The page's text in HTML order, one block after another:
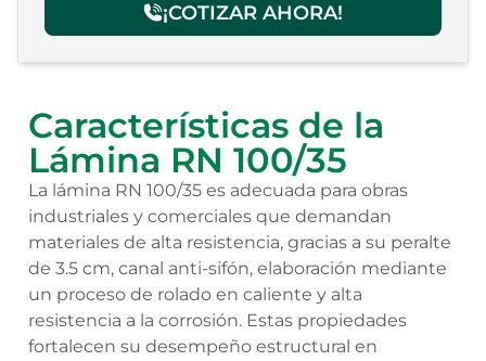
¡COTIZAR AHORA!
Características de la
Lámina RN 100/35
La lámina RN 100/35 es adecuada para obras
industriales y comerciales que demandan
materiales de alta resistencia, gracias a su peralte
de 3.5 cm, canal anti-sifón, elaboración mediante
un proceso de rolado en caliente y alta
resistencia a la corrosión. Estas propiedades
fortalecen su desempeño estructural en